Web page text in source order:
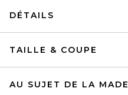
DÉTAILS
TAILLE & COUPE
AU SUJET DE LA MADE